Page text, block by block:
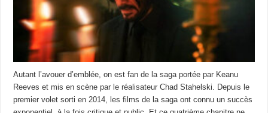
Autant l’avouer d’emblée, on est fan de la saga portée par Keanu
Reeves et mis en scène par le réalisateur Chad Stahelski. Depuis le
premier volet sorti en 2014, les films de la saga ont connu un succès